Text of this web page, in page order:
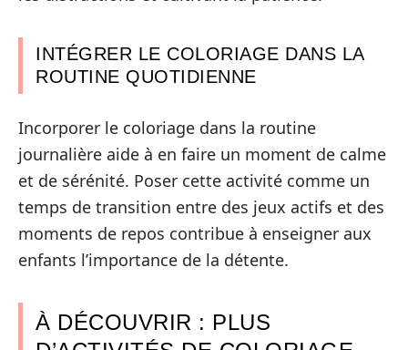
INTÉGRER LE COLORIAGE DANS LA
ROUTINE QUOTIDIENNE
Incorporer le coloriage dans la routine
journalière aide à en faire un moment de calme
et de sérénité. Poser cette activité comme un
temps de transition entre des jeux actifs et des
moments de repos contribue à enseigner aux
enfants l’importance de la détente.
À DÉCOUVRIR : PLUS